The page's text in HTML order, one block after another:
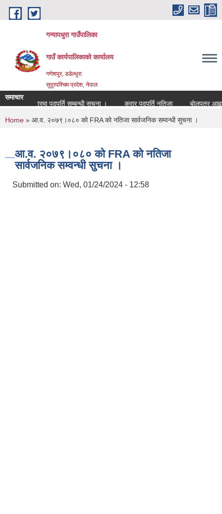
Skip to main content
गन्यापधुरा गाउँपालिका
गाउँ कार्यपालिकाकाे कार्यालय
गणेशपुर, डडेल्धुरा
सुदुरपश्चिम प्रदेश, नेपाल
समाचार
सेवा करारमा पदपुर्ति सम्बन्धी सुचना ।
करार पदपुर्ति नतिजा बोलपत्र
You are here
Home » आ.व. २०७९।०८० को FRA को नतिजा सार्वजनिक सम्वन्धी सुचना ।
आ.व. २०७९।०८० को FRA को नतिजा
सार्वजनिक सम्वन्धी सुचना ।
Submitted on: Wed, 01/24/2024 - 12:58